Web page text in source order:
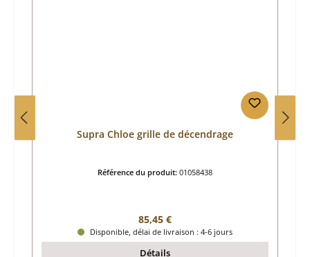
Supra Chloe grille de décendrage
Référence du produit: 01058438
Prix régulier :
85,45 €
Disponible, délai de livraison : 4-6 jours
Détails